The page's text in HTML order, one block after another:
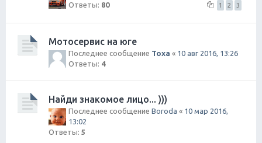
Ответы: 80 1 2 3
Мотосервис на юге
Последнее сообщение Toxa « 10 авг 2016, 13:26
Ответы: 4
Найди знакомое лицо... )))
Последнее сообщение Boroda « 10 мар 2016,
13:02
Ответы: 5